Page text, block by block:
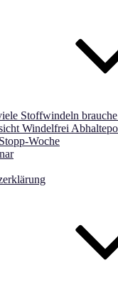
Stoffwindeln
Windelfrei
Woche